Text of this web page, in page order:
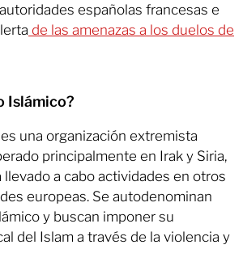
españolas francesas e
de las amenazas a los duelos de
Islámico?
es una organización extremista
principalmente en Irak y Siria,
a cabo actividades en otros
europeas. Se autodenominan
y buscan imponer su
del Islam a través de la violencia y